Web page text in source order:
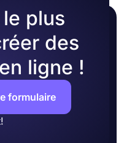
plus
des
ligne !
formulaire